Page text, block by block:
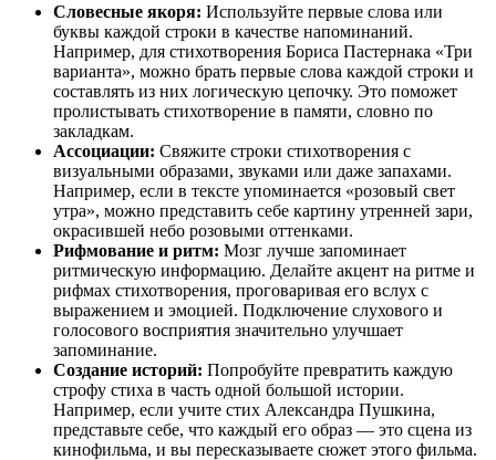
Словесные якоря: Используйте первые слова или
буквы каждой строки в качестве напоминаний.
Например, для стихотворения Бориса Пастернака «Три
варианта», можно брать первые слова каждой строки и
составлять из них логическую цепочку. Это поможет
пролистывать стихотворение в памяти, словно по
закладкам.
Ассоциации: Свяжите строки стихотворения с
визуальными образами, звуками или даже запахами.
Например, если в тексте упоминается «розовый свет
утра», можно представить себе картину утренней зари,
окрасившей небо розовыми оттенками.
Рифмование и ритм: Мозг лучше запоминает
ритмическую информацию. Делайте акцент на ритме и
рифмах стихотворения, проговаривая его вслух с
выражением и эмоцией. Подключение слухового и
голосового восприятия значительно улучшает
запоминание.
Создание историй: Попробуйте превратить каждую
строфу стиха в часть одной большой истории.
Например, если учите стих Александра Пушкина,
представьте себе, что каждый его образ — это сцена из
кинофильма, и вы пересказываете сюжет этого фильма.